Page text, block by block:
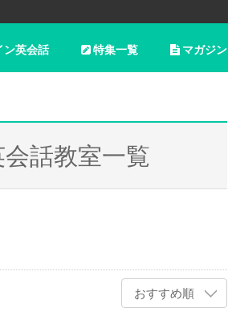
マガジン
特集一覧
ン英会話
話教室一覧
おすすめ順